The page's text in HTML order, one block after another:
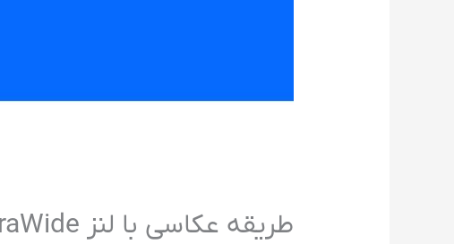
طریقه عکاسی با لنز UltraWide گوشی های هوشمند